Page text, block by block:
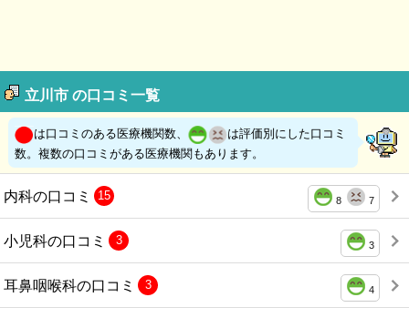
立川市 の口コミ一覧
は口コミのある医療機関数、
は評価別にした口コミ
数。複数の口コミがある医療機関もあります。
内科の口コミ 8 7
15
小児科の口コミ 3
3
耳鼻咽喉科の口コミ 4
3